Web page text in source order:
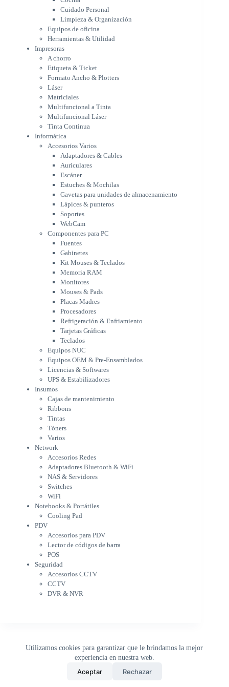
Utilizamos cookies para garantizar que le brindamos la mejor
experiencia en nuestra web.
Aceptar Rechazar
Formato Ancho & Plotters
Matriciales
Multifuncional a Tinta
Tinta Continua
Informática
Accesorios Varios
Adaptadores & Cables
Auriculares
Escáner
Estuches & Mochilas
Gavetas para unidades de
almacenamiento
Lápices & punteros
Soportes
WebCam
Componentes para PC
Fuentes
Gabinetes
Kit Mouses & Teclados
Memoria RAM
Monitores
Mouses & Pads
Placas Madres
Procesadores
Refrigeración & Enfriamiento
Tarjetas Gráficas
Teclados
Equipos NUC
Equipos OEM & Pre-Ensamblados
Licencias & Softwares
UPS & Estabilizadores
Insumos
Cajas de mantenimiento
Ribbons
Tintas
Tóners
Varios
Network
Accesorios Redes
Adaptadores Bluetooth & WiFi
Switches
WiFi
Notebooks & Portátiles
Cargador para notebook
Cooling Pad
PDV
Accesorios para PDV
Lector de códigos de barra
POS
Seguridad
Accesorios CCTV
CCTV
DVR & NVR
Sin categorizar
Cuidado Personal
Limpieza & Organización
Equipos de oficina
Herramientas & Utilidad
Impresoras
A chorro
Etiqueta & Ticket
Formato Ancho & Plotters
Láser
Matriciales
Multifuncional a Tinta
Multifuncional Láser
Tinta Continua
Informática
Accesorios Varios
Adaptadores & Cables
Auriculares
Escáner
Estuches & Mochilas
Gavetas para unidades de almacenamiento
Lápices & punteros
Soportes
WebCam
Componentes para PC
Fuentes
Gabinetes
Kit Mouses & Teclados
Memoria RAM
Monitores
Mouses & Pads
Placas Madres
Procesadores
Refrigeración & Enfriamiento
Tarjetas Gráficas
Teclados
Equipos NUC
Equipos OEM & Pre-Ensamblados
Licencias & Softwares
UPS & Estabilizadores
Insumos
Cajas de mantenimiento
Ribbons
Tintas
Tóners
Varios
Network
Accesorios Redes
Adaptadores Bluetooth & WiFi
NAS & Servidores
Switches
WiFi
Notebooks & Portátiles
Cooling Pad
PDV
Accesorios para PDV
Lector de códigos de barra
POS
Seguridad
Accesorios CCTV
CCTV
DVR & NVR